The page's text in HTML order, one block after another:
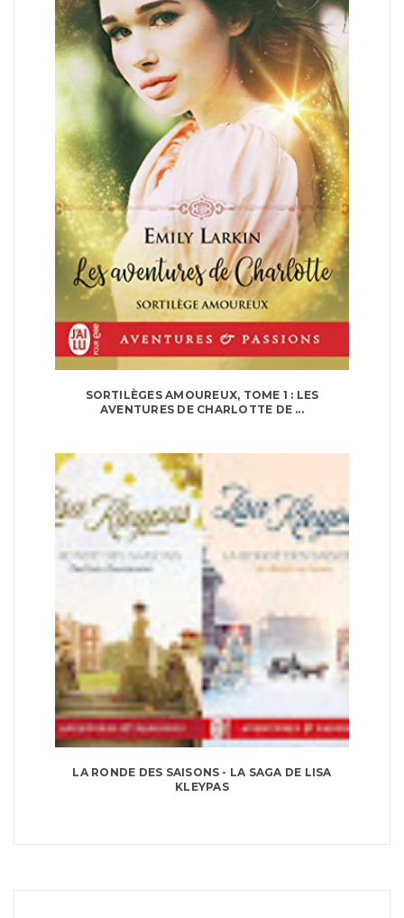
SORTILÈGES AMOUREUX, TOME 1 : LES
AVENTURES DE CHARLOTTE DE ...
LA RONDE DES SAISONS - LA SAGA DE LISA
KLEYPAS